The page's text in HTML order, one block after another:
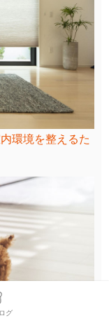
環境を整えるた
グ